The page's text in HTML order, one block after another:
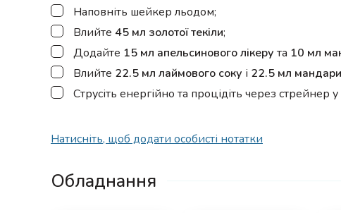
▢
Наповніть шейкер льодом;
▢
Влийте 45 мл золотої текіли;
▢
Додайте 15 мл апельсинового лікеру та 10 мл
▢
Влийте 22.5 мл лаймового соку і 22.5 мл
▢
Струсіть енергійно та процідіть через стрейнер
Натисніть, щоб додати особисті нотатки
Обладнання